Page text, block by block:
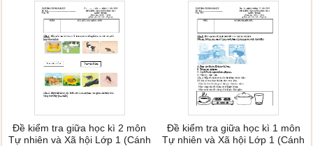
Đề kiểm tra giữa học kì 2 môn
Tự nhiên và Xã hội Lớp 1 (Cánh
Đề kiểm tra giữa học kì 1 môn
Tự nhiên và Xã hội Lớp 1 (Cánh